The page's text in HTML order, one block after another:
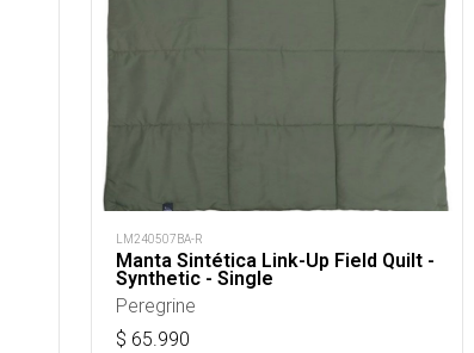
LM240507BA-R
Manta Sintética Link-Up Field Quilt -
Synthetic - Single
Peregrine
$ 65.990